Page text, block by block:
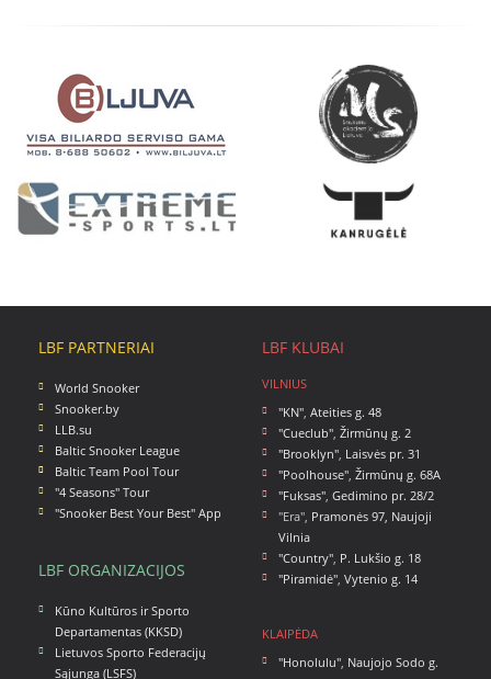
LBF PARTNERIAI
World Snooker
Snooker.by
LLB.su
Baltic Snooker League
Baltic Team Pool Tour
"4 Seasons" Tour
"Snooker Best Your Best" App
LBF ORGANIZACIJOS
Kūno Kultūros ir Sporto
Departamentas (KKSD)
Lietuvos Sporto Federacijų
Sąjunga (LSFS)
LBF KLUBAI
VILNIUS
"KN", Ateities g. 48
"Cueclub", Žirmūnų g. 2
"Brooklyn", Laisvės pr. 31
"Poolhouse", Žirmūnų g. 68A
"Fuksas", Gedimino pr. 28/2
"Era", Pramonės 97, Naujoji
Vilnia
"Country", P. Lukšio g. 18
"Piramidė", Vytenio g. 14
KLAIPĖDA
"Honolulu", Naujojo Sodo g.